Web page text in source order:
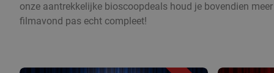
onze aantrekkelijke bioscoopdeals houd je bovendien
filmavond pas echt compleet!